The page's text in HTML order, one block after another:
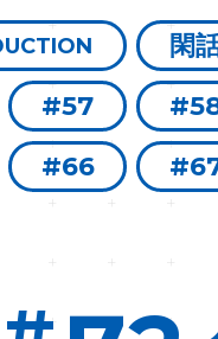
閑
#57
#66